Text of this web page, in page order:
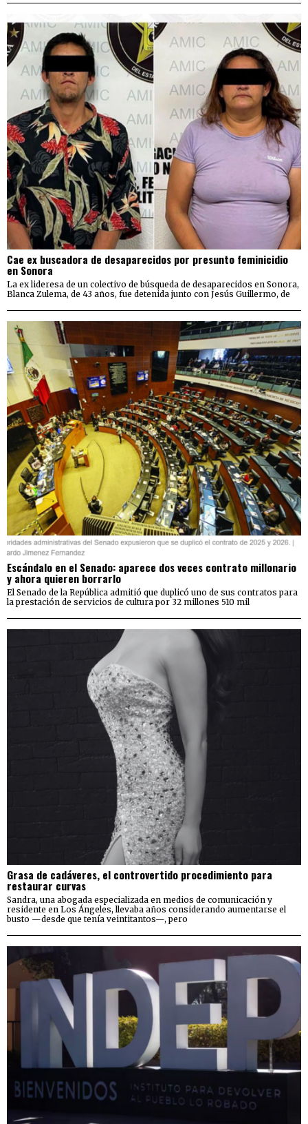
Cae ex buscadora de desaparecidos por presunto feminicidio
en Sonora
La ex lideresa de un colectivo de búsqueda de desaparecidos en Sonora,
Blanca Zulema, de 43 años, fue detenida junto con Jesús Guillermo, de
Escándalo en el Senado: aparece dos veces contrato millonario
y ahora quieren borrarlo
El Senado de la República admitió que duplicó uno de sus contratos para
la prestación de servicios de cultura por 32 millones 510 mil
Grasa de cadáveres, el controvertido procedimiento para
restaurar curvas
Sandra, una abogada especializada en medios de comunicación y
residente en Los Ángeles, llevaba años considerando aumentarse el
busto —desde que tenía veintitantos—, pero